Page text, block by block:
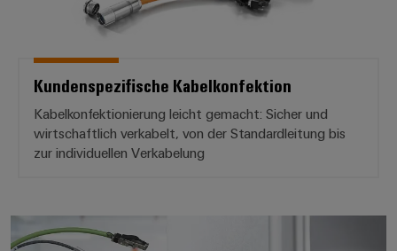
Connectivity.
Kundenspezifische Kabelkonfektion
Kabelkonfektionierung leicht gemacht: Sicher und
wirtschaftlich verkabelt, von der Standardleitung bis
zur individuellen Verkabelung